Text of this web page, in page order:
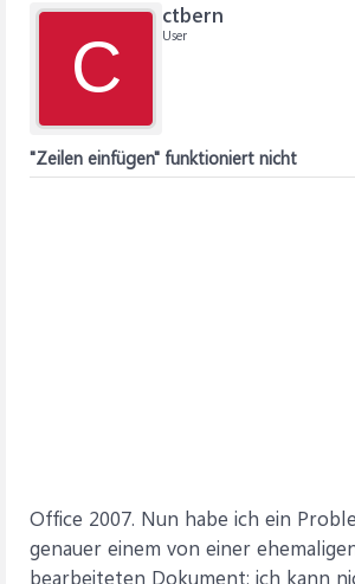
C
ctbern
User
"Zeilen einfügen" funktioniert nicht
Office 2007. Nun habe ich ein
genauer einem von einer
bearbeiteten Dokument: ich kann